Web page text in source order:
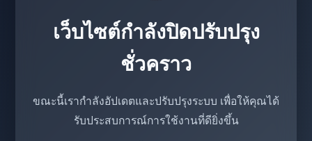
เว็บไซต์กำลังปิดปรับปรุง
ชั่วคราว
ขณะนี้เรากำลังอัปเดตและปรับปรุงระบบ เพื่อให้คุณได้
รับประสบการณ์การใช้งานที่ดียิ่งขึ้น